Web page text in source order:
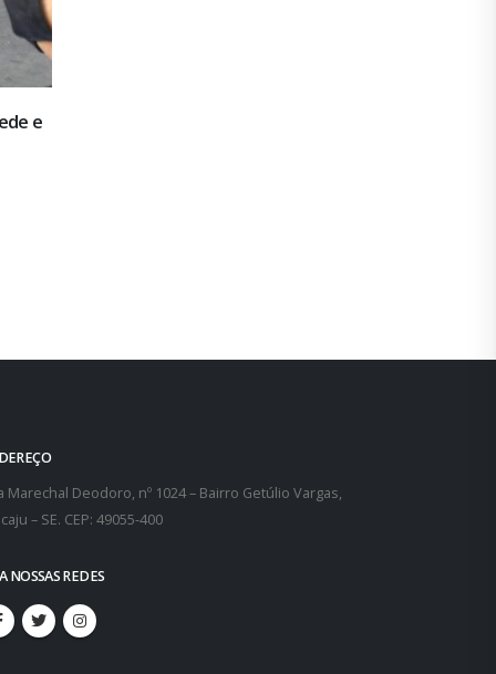
Marechal Deodoro, nº 1024 – Bairro Getúlio Vargas,
– SE. CEP: 49055-400
NOSSAS REDES